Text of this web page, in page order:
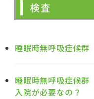
検査
睡眠時無呼吸症候群
睡眠時無呼吸症候群
入院が必要なの？